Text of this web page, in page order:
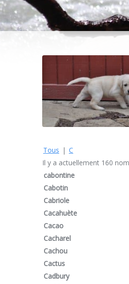
Tous | C
Il y a actuellement 160
cabontine
Cabotin
Cabriole
Cacahuète
Cacao
Cacharel
Cachou
Cactus
Cadbury